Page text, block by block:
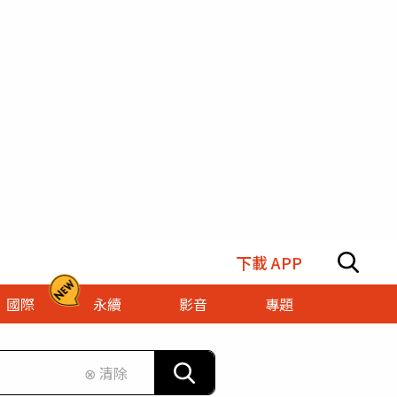
下載 APP
國際 永續 影音
專題
⊗ 清除